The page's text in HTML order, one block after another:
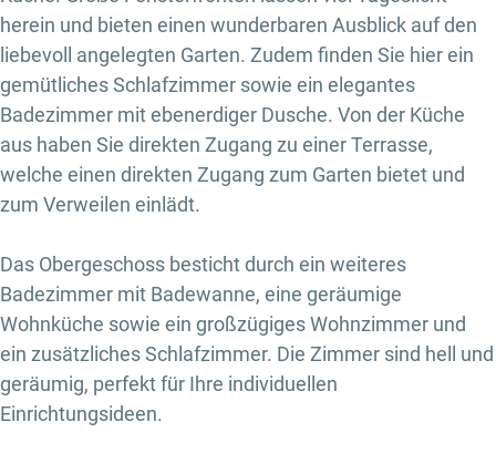
herein und bieten einen wunderbaren Ausblick auf den
liebevoll angelegten Garten. Zudem finden Sie hier ein
gemütliches Schlafzimmer sowie ein elegantes
Badezimmer mit ebenerdiger Dusche. Von der Küche
aus haben Sie direkten Zugang zu einer Terrasse,
welche einen direkten Zugang zum Garten bietet und
zum Verweilen einlädt.
Das Obergeschoss besticht durch ein weiteres
Badezimmer mit Badewanne, eine geräumige
Wohnküche sowie ein großzügiges Wohnzimmer und
ein zusätzliches Schlafzimmer. Die Zimmer sind hell und
geräumig, perfekt für Ihre individuellen
Einrichtungsideen.